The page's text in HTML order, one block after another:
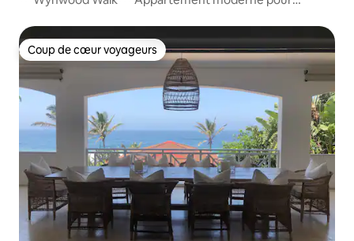
Coup de cœur voyageurs
Coup de cœur voyageurs